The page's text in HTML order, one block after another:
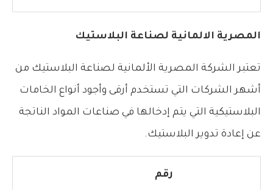
المصرية الالمانية لصناعة البلاستيك
تعتبر الشركة المصرية الألمانية لصناعة البلاستيك من
أشهر الشركات التي تستخدم أرقى وأجود أنواع الخامات
البلاستيكية التي يتم إدخالها في صناعات المواد الناتجة
عن إعادة تدوير البلاستيك.
رقم